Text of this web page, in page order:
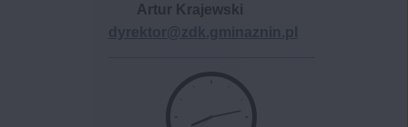
Artur Krajewski
dyrektor@zdk.gminaznin.pl